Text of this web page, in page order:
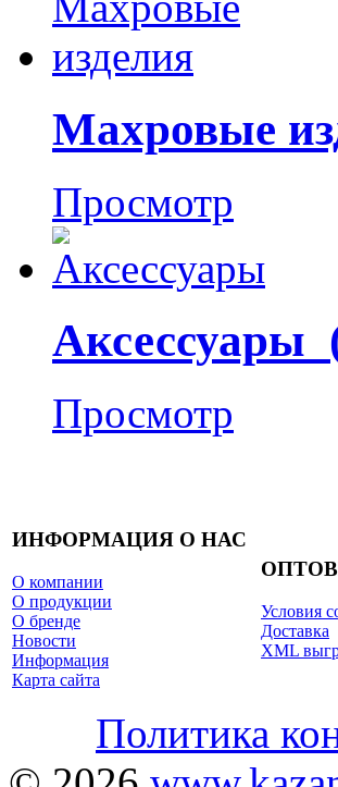
Махровые
Просмотр
Аксессуары
Просмотр
ИНФОРМАЦИЯ О НАС
О компании
О продукции
О бренде
Новости
Информация
Карта сайта
Условия
Доставка
XML
Политика